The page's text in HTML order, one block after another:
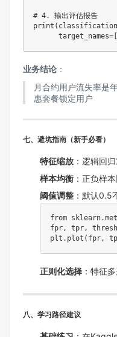
# 4. 输出评估报告
​业务结论​ ​：
月合约用户流失率是
惠套餐锁定用户
​七、避坑指南（新手必看）​
​特征缩放​ ：逻辑回
​样本均衡​ ：正负样
​阈值调整​ ：默认0.5
from
fpr, tpr,
plt.plot(fpr, tpr)
​正则化选择​ ：特征
​八、学习路径建议​